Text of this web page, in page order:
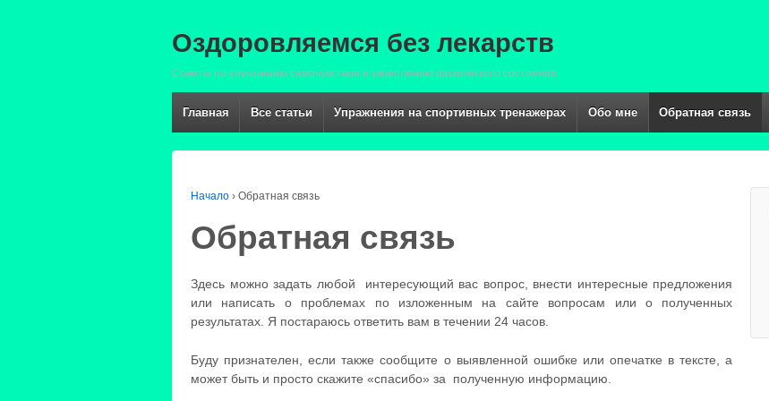
Оздоровляемся без лекарств
Советы по улучшению самочувствия и укреплению физического состояния.
Главная Все статьи Упражнения на спортивных тренажерах Обо мне Обратная связь
Начало › Обратная связь
Обратная связь
Здесь можно задать любой интересующий вас вопрос, внести интересные предложения
или написать о проблемах по изложенным на сайте вопросам или о полученных
результатах. Я постараюсь ответить вам в течении 24 часов.
Буду признателен, если также сообщите о выявленной ошибке или опечатке в тексте, а
может быть и просто скажите «спасибо» за полученную информацию.